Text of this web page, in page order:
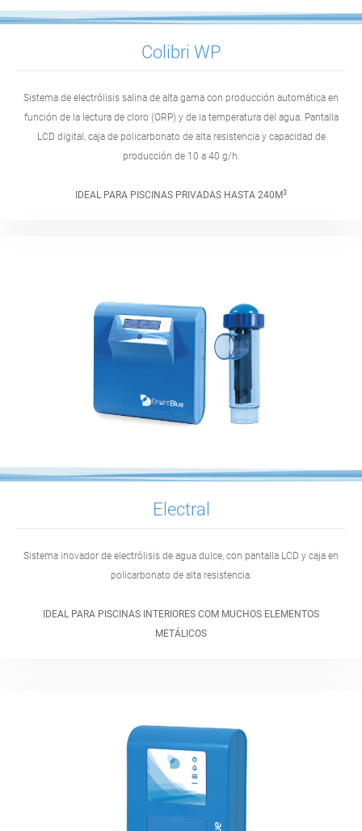
Colibri WP
Sistema de electrólisis salina de alta gama con producción automática en
función de la lectura de cloro (ORP) y de la temperatura del agua. Pantalla
LCD digital, caja de policarbonato de alta resistencia y capacidad de
producción de 10 a 40 g/h.
IDEAL PARA PISCINAS PRIVADAS HASTA 240M3
Electral
Sistema inovador de electrólisis de agua dulce, con pantalla LCD y caja en
policarbonato de alta resistencia.
IDEAL PARA PISCINAS INTERIORES COM MUCHOS ELEMENTOS
METÁLICOS